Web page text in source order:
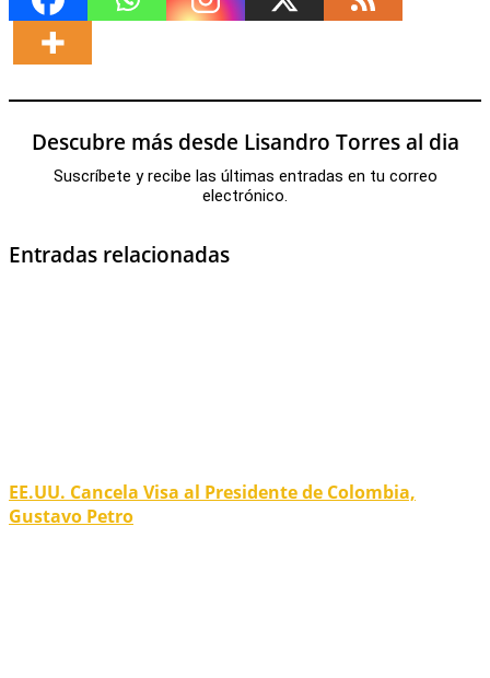
Descubre más desde Lisandro Torres al dia
Suscríbete y recibe las últimas entradas en tu correo
electrónico.
Entradas relacionadas
EE.UU. Cancela Visa al Presidente de Colombia,
Gustavo Petro